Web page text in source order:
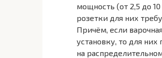
мощность (от 2,5 до
розетки для них
Причём, если
установку, то для
на